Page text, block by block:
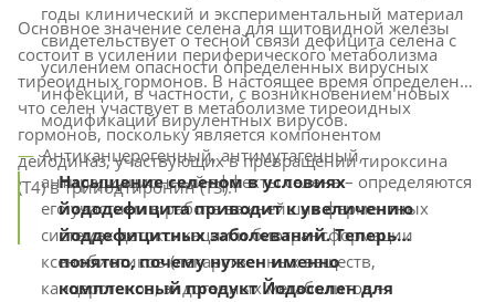
годы клинический и экспериментальный материал
свидетельствует о тесной связи дефицита селена с
усилением опасности определенных вирусных
инфекций, в частности, с возникновением новых
модификаций вирулентных вирусов.
Антиканцерогенный, антимутагенный,
антирадиационный эффекты селена – определяются
его участием в работе важнейших ферментных
системах детоксикации и биотрансформации
ксенобиотиков (лекарственных веществ,
канцерогенов, эндогенных метаболитов –
Основное значение селена для щитовидной железы
состоит в усилении периферического метаболизма
тиреоидных гормонов. В настоящее время определено,
что селен участвует в метаболизме тиреоидных
гормонов, поскольку является компонентом
дейодиназ, участвующих в превращении тироксина
(Т4) в трийодтиронин (Т3).
Насыщение селеном в условиях
йододефицита приводит к увеличению
йоддефицитных заболеваний. Теперь
понятно, почему нужен именно
комплексный продукт Йодоселен для